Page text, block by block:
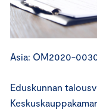
Asia: OM2020-
Eduskunnan